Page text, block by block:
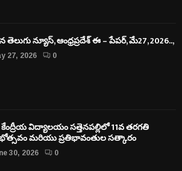
తెలుగు న్యూస్, ఆంధ్రప్రదేశ్ ఈ – పేపర్, మే27, 2026..,
27, 2026
0
విద్యాలయం సత్తెనపల్లిలో 11వ తరగతి
మరియు ప్రతిభావంతుల సత్కారం
30, 2026
0